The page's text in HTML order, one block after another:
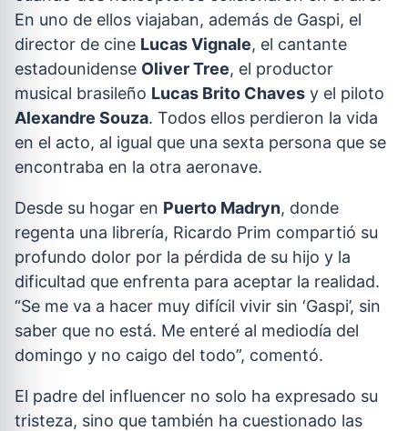
En uno de ellos viajaban, además de Gaspi, el
director de cine Lucas Vignale, el cantante
estadounidense Oliver Tree, el productor
musical brasileño Lucas Brito Chaves y el piloto
Alexandre Souza. Todos ellos perdieron la vida
en el acto, al igual que una sexta persona que se
encontraba en la otra aeronave.
Desde su hogar en Puerto Madryn, donde
regenta una librería, Ricardo Prim compartió su
profundo dolor por la pérdida de su hijo y la
dificultad que enfrenta para aceptar la realidad.
“Se me va a hacer muy difícil vivir sin ‘Gaspi’, sin
saber que no está. Me enteré al mediodía del
domingo y no caigo del todo”, comentó.
El padre del influencer no solo ha expresado su
tristeza, sino que también ha cuestionado las